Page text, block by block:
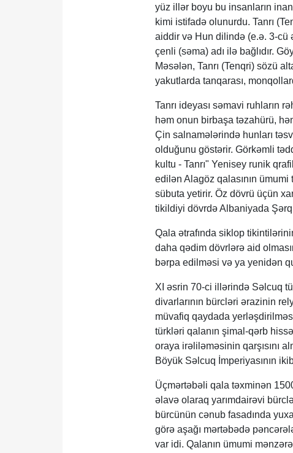
yüz illər boyu bu insanların
kimi istifadə olunurdu. Tanrı
aiddir və Hun dilində (e.ə. 3-cü
çenli (səma) adı ilə bağlıdır.
Məsələn, Tanrı (Tenqri) sözü
yakutlarda tanqarası,
Tanrı ideyası səmavi ruhların
həm onun birbaşa təzahürü,
Çin salnamələrində hunları
olduğunu göstərir. Görkəmli
kultu - Tanrı" Yenisey runik
edilən Alagöz qalasının ümumi
sübuta yetirir. Öz dövrü üçün
tikildiyi dövrdə Albaniyada Şərq
Qala ətrafında siklop
daha qədim dövrlərə aid
bərpa edilməsi və ya yenidən
XI əsrin 70-ci illərində Səlcuq
divarlarının bürcləri ərazinin
müvafiq qaydada
türkləri qalanın şimal-qərb
oraya irəliləməsinin qarşısını
Böyük Səlcuq İmperiyasının
Üçmərtəbəli qala təxminən
əlavə olaraq yarımdairəvi
bürcünün cənub fasadında
görə aşağı mərtəbədə
var idi. Qalanın ümumi